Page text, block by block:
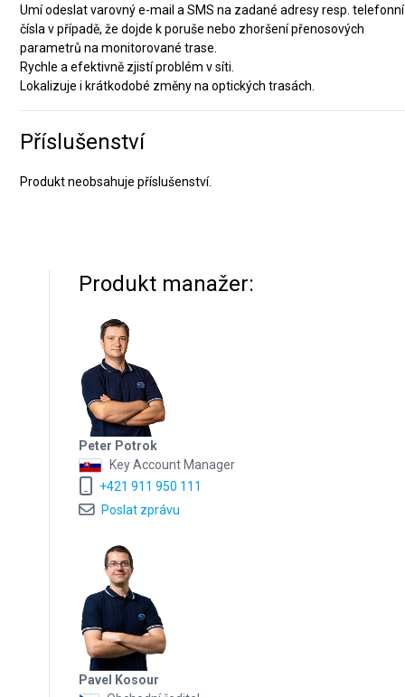
Umí odeslat varovný e-mail a SMS na zadané adresy resp. telefonní
čísla v případě, že dojde k poruše nebo zhoršení přenosových
parametrů na monitorované trase.
Rychle a efektivně zjistí problém v síti.
Lokalizuje i krátkodobé změny na optických trasách.
Příslušenství
Produkt neobsahuje příslušenství.
Produkt manažer:
Peter Potrok
Key Account Manager
+421 911 950 111
Poslat zprávu
Pavel Kosour